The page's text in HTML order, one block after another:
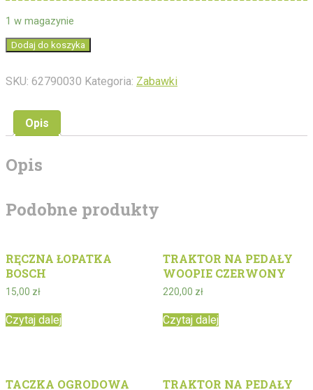
1 w magazynie
ilość
WARSZAWA
Dodaj do koszyka
SKU: 62790030 Kategoria: Zabawki
Opis
Opis
Podobne produkty
RĘCZNA ŁOPATKA
BOSCH
15,00 zł
Czytaj dalej
TRAKTOR NA PEDAŁY
WOOPIE CZERWONY
220,00 zł
Czytaj dalej
TACZKA OGRODOWA
TRAKTOR NA PEDAŁY